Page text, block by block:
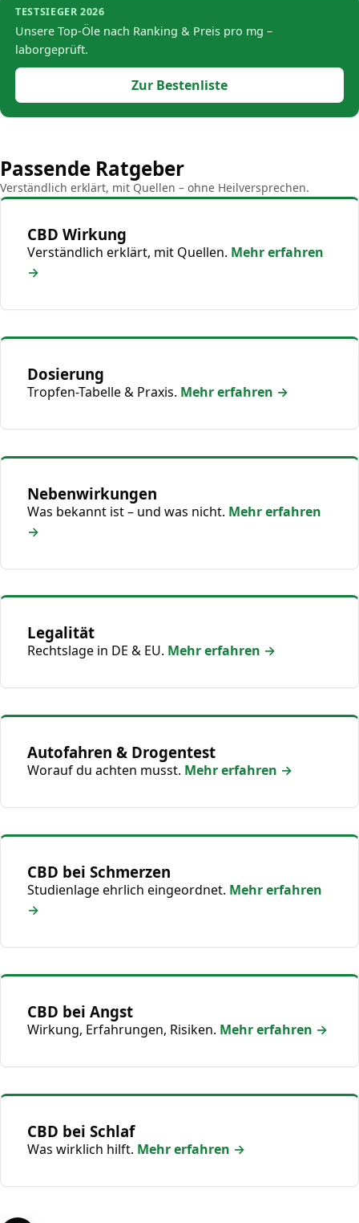
TESTSIEGER 2026
Unsere Top-Öle nach Ranking & Preis pro mg –
laborgeprüft.
Zur Bestenliste
Passende Ratgeber
Verständlich erklärt, mit Quellen – ohne Heilversprechen.
CBD Wirkung
Verständlich erklärt, mit Quellen. Mehr erfahren
→
Dosierung
Tropfen-Tabelle & Praxis. Mehr erfahren →
Nebenwirkungen
Was bekannt ist – und was nicht. Mehr erfahren
→
Legalität
Rechtslage in DE & EU. Mehr erfahren →
Autofahren & Drogentest
Worauf du achten musst. Mehr erfahren →
CBD bei Schmerzen
Studienlage ehrlich eingeordnet. Mehr erfahren
→
CBD bei Angst
Wirkung, Erfahrungen, Risiken. Mehr erfahren →
CBD bei Schlaf
Was wirklich hilft. Mehr erfahren →